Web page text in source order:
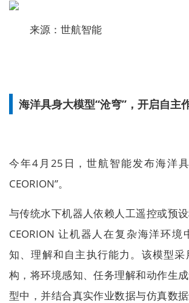
来源：世航智能
海洋具身大模型“沧穹”，开启自主
今年4月25日，世航智能发布海洋
CEORION”。
与传统水下机器人依赖人工遥控或预
CEORION 让机器人在复杂海洋环
知、理解和自主执行能力。该模型采
构，将环境感知、任务理解和动作生
型中，并结合真实作业数据与仿真数